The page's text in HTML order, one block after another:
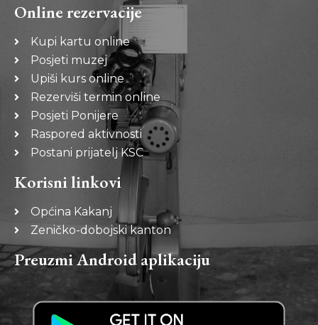
Online rezervacije
Kupi kartu online
Posjeti muzej
Upiši kurs online
Rezerviši termin online
Posjeti Ponijere
Raspored aktivnosti
Postani prijatelj KSC
Korisni linkovi
Općina Kakanj
Zeničko-dobojski kanton
Preuzmi Android aplikaciju